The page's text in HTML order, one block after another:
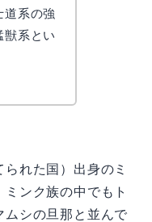
道系の強
獣系とい
れた国）出身のミ
ンク族の中でもト
ムシの旦那と並んで